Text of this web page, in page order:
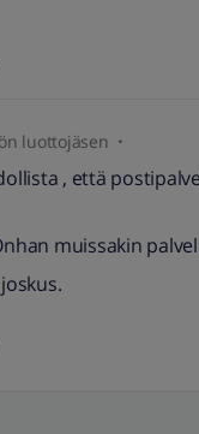
luottojäsen
, että
muissakin